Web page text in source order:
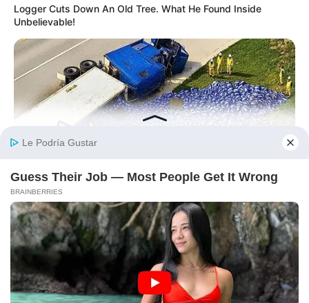
Logger Cuts Down An Old Tree. What He Found Inside
Unbelievable!
BUZZ DAY
Lost Cargo On Highway Leaves Driver In Shock